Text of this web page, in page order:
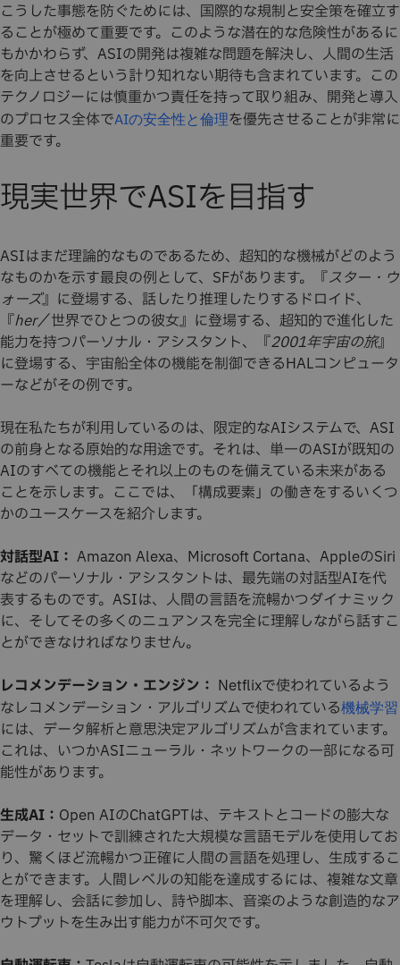
こうした事態を防ぐためには、国際的な規制と安全策を確立す
ることが極めて重要です。このような潜在的な危険性があるに
もかかわらず、ASIの開発は複雑な問題を解決し、人間の生活
を向上させるという計り知れない期待も含まれています。この
テクノロジーには慎重かつ責任を持って取り組み、開発と導入
のプロセス全体でAIの安全性と倫理を優先させることが非常に
重要です。
現実世界でASIを目指す
ASIはまだ理論的なものであるため、超知的な機械がどのよう
なものかを示す最良の例として、SFがあります。『スター・ウ
ォーズ』に登場する、話したり推理したりするドロイド、
『her／世界でひとつの彼女』に登場する、超知的で進化した
能力を持つパーソナル・アシスタント、『2001年宇宙の旅』
に登場する、宇宙船全体の機能を制御できるHALコンピュータ
ーなどがその例です。
現在私たちが利用しているのは、限定的なAIシステムで、ASI
の前身となる原始的な用途です。それは、単一のASIが既知の
AIのすべての機能とそれ以上のものを備えている未来がある
ことを示します。ここでは、「構成要素」の働きをするいくつ
かのユースケースを紹介します。
対話型AI： Amazon Alexa、Microsoft Cortana、AppleのSiri
などのパーソナル・アシスタントは、最先端の対話型AIを代
表するものです。ASIは、人間の言語を流暢かつダイナミック
に、そしてその多くのニュアンスを完全に理解しながら話すこ
とができなければなりません。
レコメンデーション・エンジン： Netflixで使われているよう
なレコメンデーション・アルゴリズムで使われている機械学習
には、データ解析と意思決定アルゴリズムが含まれています。
これは、いつかASIニューラル・ネットワークの一部になる可
能性があります。
生成AI： Open AIのChatGPTは、テキストとコードの膨大な
データ・セットで訓練された大規模な言語モデルを使用してお
り、驚くほど流暢かつ正確に人間の言語を処理し、生成するこ
とができます。人間レベルの知能を達成するには、複雑な文章
を理解し、会話に参加し、詩や脚本、音楽のような創造的なア
ウトプットを生み出す能力が不可欠です。